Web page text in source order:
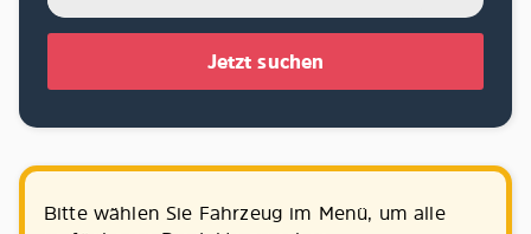
Jetzt suchen
Bitte wählen Sie Fahrzeug im Menü, um alle